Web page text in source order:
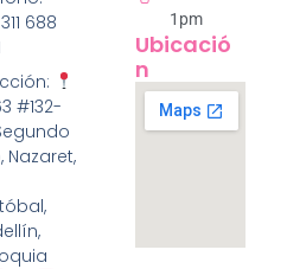
688
#132-
Nazaret,
1pm
Ubicació
N